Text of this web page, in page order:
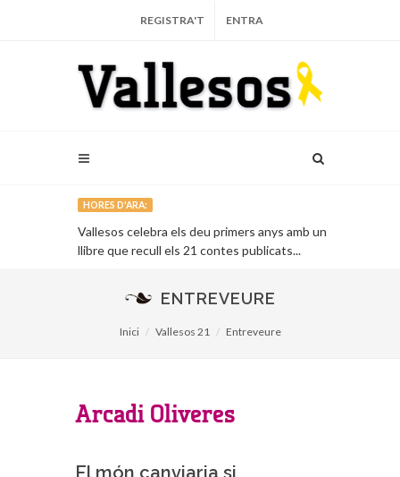
REGISTRA'T ENTRA
HORES D'ARA:
Vallesos celebra els deu primers anys amb un
llibre que recull els 21 contes publicats...
ENTREVEURE
Inici Vallesos 21 Entreveure
Arcadi Oliveres
El món canviaria si